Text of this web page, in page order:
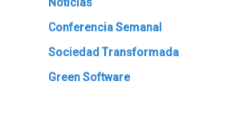
Conferencia Semanal
Sociedad Transformada
Green Software